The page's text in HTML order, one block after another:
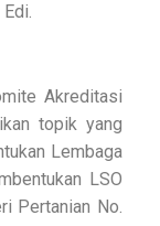
Akreditasi
topik yang
Lembaga
LSO
Pertanian No.